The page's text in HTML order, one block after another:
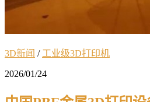
3D新闻 / 工业级3D打印机
2026/01/24